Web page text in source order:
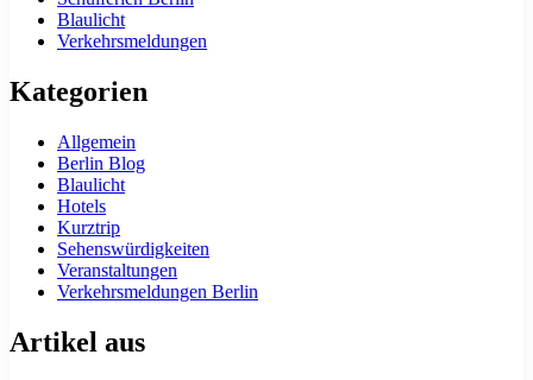
Blaulicht
Verkehrsmeldungen
Kategorien
Allgemein
Berlin Blog
Blaulicht
Hotels
Kurztrip
Sehenswürdigkeiten
Veranstaltungen
Verkehrsmeldungen Berlin
Artikel aus